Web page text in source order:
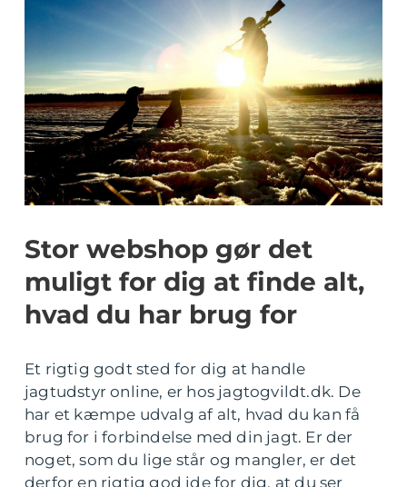
Stor webshop gør det
muligt for dig at finde alt,
hvad du har brug for
Et rigtig godt sted for dig at handle
jagtudstyr online, er hos jagtogvildt.dk. De
har et kæmpe udvalg af alt, hvad du kan få
brug for i forbindelse med din jagt. Er der
noget, som du lige står og mangler, er det
derfor en rigtig god ide for dig, at du ser